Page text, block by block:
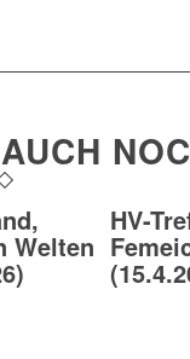
Welten
HV-